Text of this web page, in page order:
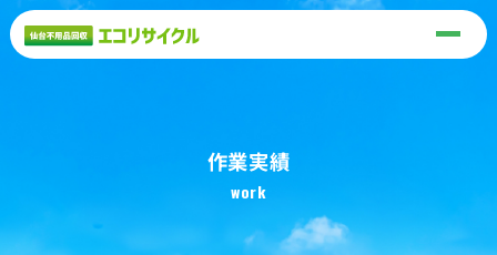
作業実績
work